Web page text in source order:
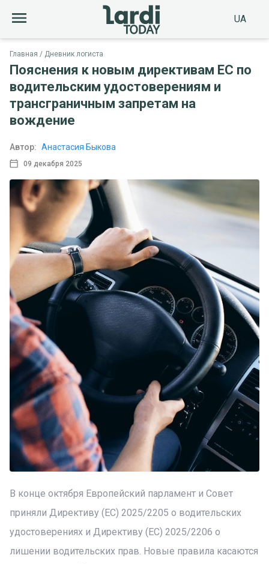
UA
Главная Дневник логиста
Пояснения к новым директивам ЕС по
водительским удостоверениям и
трансграничным запретам на
вождение
09 декабря 2025
Автор: Анастасия Быкова
В конце октября Европейский парламент и Совет
приняли Директиву (ЕС) 2025/2205 о водительских
удостоверениях и Директиву (ЕС) 2025/2206 о
лишении водительских прав. Новые правила касаются